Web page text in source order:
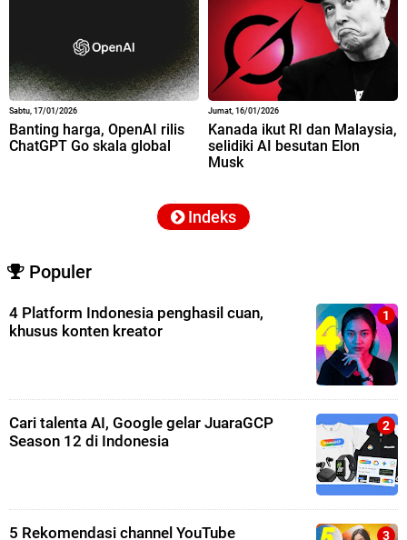
Sabtu, 17/01/2026
Banting harga, OpenAI rilis
ChatGPT Go skala global
Jumat, 16/01/2026
Kanada ikut RI dan Malaysia,
selidiki AI besutan Elon
Musk
Indeks
Populer
4 Platform Indonesia penghasil cuan,
khusus konten kreator
Cari talenta AI, Google gelar JuaraGCP
Season 12 di Indonesia
5 Rekomendasi channel YouTube